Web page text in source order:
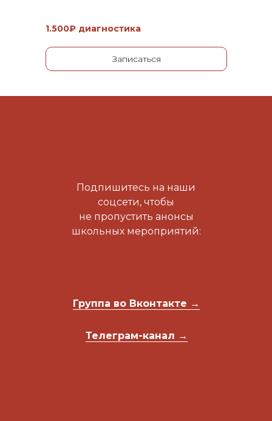
Записаться
1.500₽ диагностика
Подпишитесь на наши
соцсети, чтобы
не пропустить анонсы
школьных мероприятий:
Группа во Вконтакте →
Телеграм-канал →